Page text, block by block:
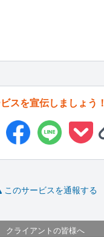
スを宣伝しましょう！
このサービスを通報する
クライアントの皆様へ